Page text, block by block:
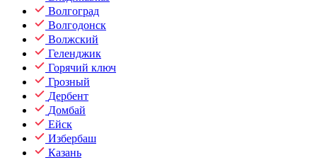
Волгоград
Волгодонск
Волжский
Геленджик
Горячий ключ
Грозный
Дербент
Домбай
Ейск
Избербаш
Казань